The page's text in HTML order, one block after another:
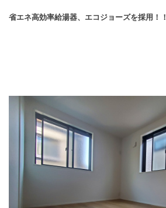
省エネ高効率給湯器、エコジョーズを採用！！